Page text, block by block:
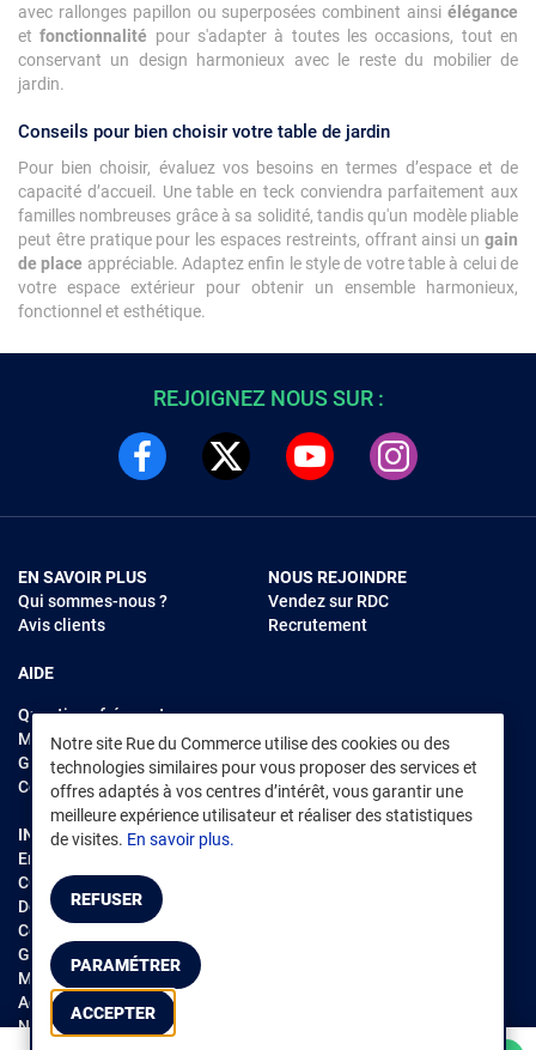
avec rallonges papillon ou superposées combinent ainsi élégance
etfonctionnalité pour s'adapter à toutes les occasions, tout en
conservant un design harmonieux avec le reste du mobilier de
jardin.
Conseils pour bien choisir votre table de jardin
Pour bien choisir, évaluez vos besoins en termes d’espace et de
capacité d’accueil. Une table en teck conviendra parfaitement aux
familles nombreuses grâce à sa solidité, tandis qu'un modèle pliable
peut être pratique pour les espaces restreints, offrant ainsi un gain
de place appréciable. Adaptez enfin le style de votre table à celui de
votre espace extérieur pour obtenir un ensemble harmonieux,
fonctionnel et esthétique.
REJOIGNEZ NOUS SUR :
EN SAVOIR PLUS
Qui sommes-nous ?
Avis clients
AIDE
Questions fréquentes
Modes de règlements
Garantie et retours
Contacter Rue du Commerce
NOUS REJOINDRE
Vendez sur RDC
Recrutement
INFORMATIONS LÉGALES
Environnement
CGV /CGU Marketplace
Données personnelles
Cookies
Gérer mes cookies
Mentions légales
Accessibilité : non conforme
Notice d'accessibilité
Notre site Rue du Commerce utilise des cookies ou des
technologies similaires pour vous proposer des services et
offres adaptés à vos centres d’intérêt, vous garantir une
meilleure expérience utilisateur et réaliser des statistiques
de visites. En savoir plus.
REFUSER
PARAMÉTRER
ACCEPTER